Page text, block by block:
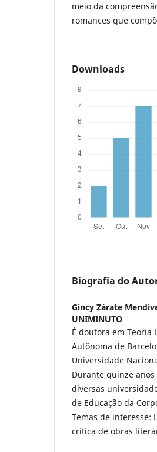
meio da
romances que
Downloads
Biografia do
Gincy Zárate
UNIMINUTO
É doutora em Teoria
Autônoma de
Universidade
Durante quinze
diversas
de Educação da
Temas de interesse:
crítica de obras